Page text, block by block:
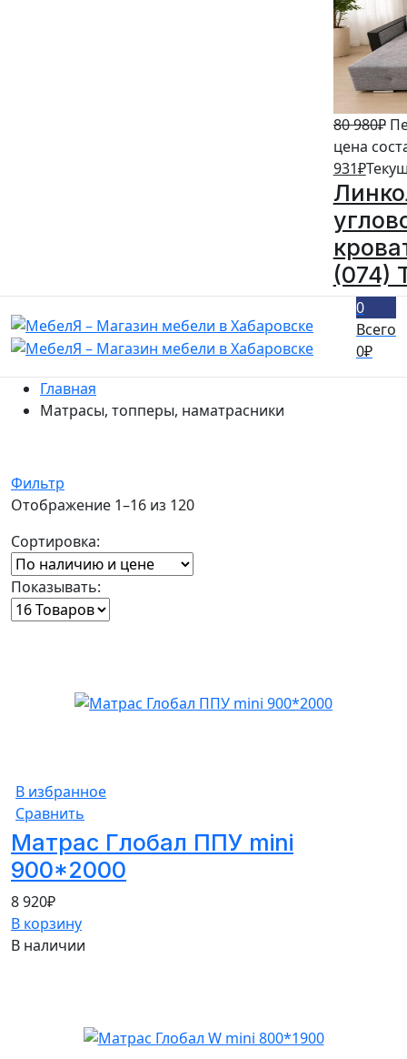
80 980₽
цена
931₽
(074)
0
Всего
0₽
Главная
Матрасы, топперы, наматрасники
Фильтр
Отображение 1–16 из 120
Сортировка:
Показывать:
В избранное
Сравнить
Матрас Глобал ППУ mini
900*2000
8 920₽
В корзину
В наличии